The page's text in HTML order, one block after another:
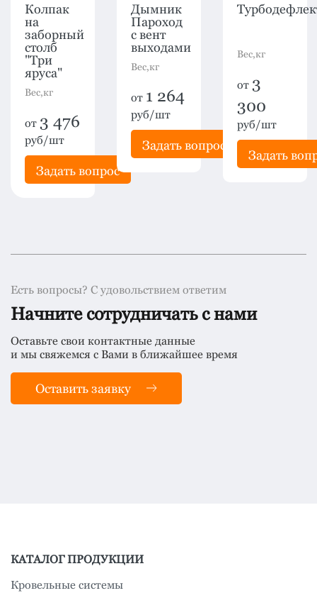
Колпак
на
заборный
столб
"Три
яруса"
Вес,кг
от 3 476
руб/шт
Задать вопрос
Дымник
Пароход
с вент
выходами
Вес,кг
от 1 264
руб/шт
Задать вопрос
Вес,кг
от 3
300
руб/шт
Задать
Есть вопросы? С удовольствием ответим
Начните сотрудничать с нами
Оставьте свои контактные данные
и мы свяжемся с Вами в ближайшее время
Оставить заявку
КАТАЛОГ ПРОДУКЦИИ
Кровельные системы